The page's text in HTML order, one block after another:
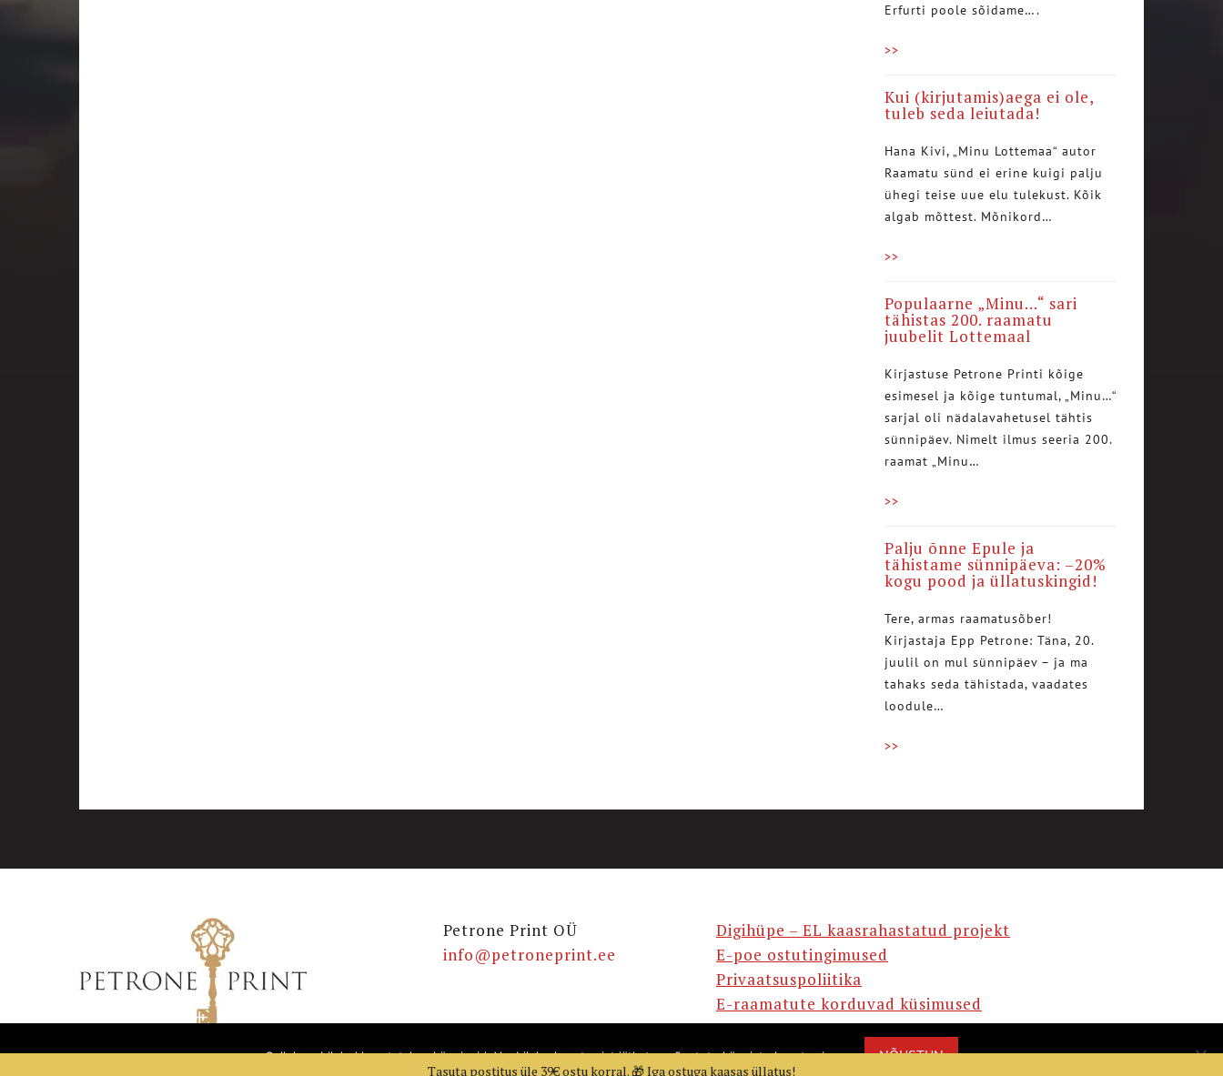
Erfurti poole sõidame….
>>
Kui (kirjutamis)aega ei ole,
tuleb seda leiutada!
Hana Kivi, „Minu Lottemaa“ autor
Raamatu sünd ei erine kuigi palju
ühegi teise uue elu tulekust. Kõik
algab mõttest. Mõnikord…
>>
Populaarne „Minu…“ sari
tähistas 200. raamatu
juubelit Lottemaal
Kirjastuse Petrone Printi kõige
esimesel ja kõige tuntumal, „Minu…“
sarjal oli nädalavahetusel tähtis
sünnipäev. Nimelt ilmus seeria 200.
raamat „Minu…
>>
Palju õnne Epule ja
tähistame sünnipäeva: –20%
kogu pood ja üllatuskingid!
Tere, armas raamatusõber!
Kirjastaja Epp Petrone: Täna, 20.
juulil on mul sünnipäev – ja ma
tahaks seda tähistada, vaadates
loodule…
>>
Petrone Print OÜ
info@petroneprint.ee
Digihüpe – EL kaasrahastatud projekt
E-poe ostutingimused
Privaatsuspoliitika
E-raamatute korduvad küsimused
Tasuta postitus üle 39€ ostu korral. 🎁 Iga ostuga kaasas üllatus!
Sellel veebilehel kasutatakse küpsiseid. Veebilehe kasutamist jätkates nõustute küpsiste kasutamisega. NÕUSTUN